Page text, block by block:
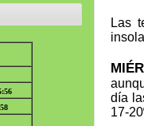
Las
día
17-